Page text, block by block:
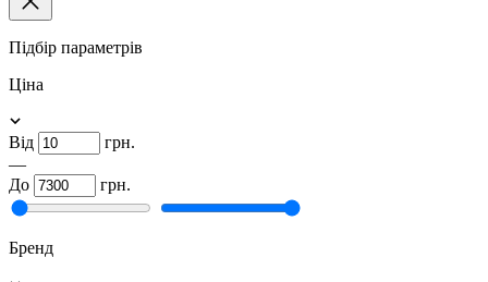
Підбір параметрів
Ціна
Від
грн.
—
До
грн.
Бренд